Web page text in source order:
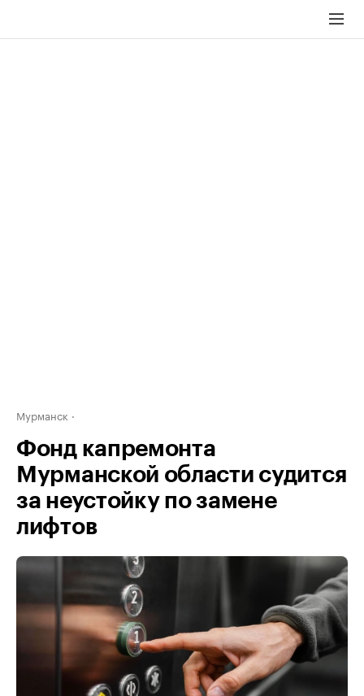
Мурманск
Фонд капремонта
Мурманской области судится
за неустойку по замене
лифтов